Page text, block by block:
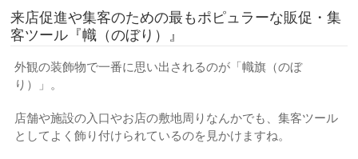
来店促進や集客のための最もポピュラーな販促・集
客ツール『幟（のぼり）』
外観の装飾物で一番に思い出されるのが「幟旗（のぼ
り）」。
店舗や施設の入口やお店の敷地周りなんかでも、集客ツール
としてよく飾り付けられているのを見かけますね。